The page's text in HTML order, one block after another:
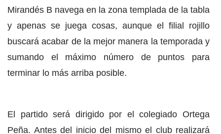
Mirandés B navega en la zona templada de la tabla
y apenas se juega cosas, aunque el filial rojillo
buscará acabar de la mejor manera la temporada y
sumando el máximo número de puntos para
terminar lo más arriba posible.
El partido será dirigido por el colegiado Ortega
Peña. Antes del inicio del mismo el club realizará